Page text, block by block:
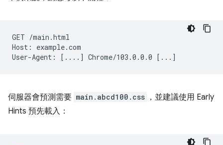
GET /main.html
Host:
example.com
User-Agent:
[ .... ] Chrome/103.0.0.0 [ ... ]
伺服器會預測需要 main.abcd100.css ，並建議使用 Early
Hints 預先載入：